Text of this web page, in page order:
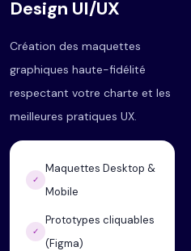
Design UI/UX
Création des maquettes
graphiques haute-fidélité
respectant votre charte et les
meilleures pratiques UX.
✓
Maquettes Desktop &
Mobile
✓
Prototypes cliquables
(Figma)